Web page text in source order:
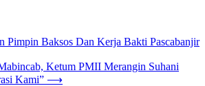
Pimpin Baksos Dan Kerja Bakti Pascabanjir
Ketum PMII Merangin Suhani
Kami” ⟶